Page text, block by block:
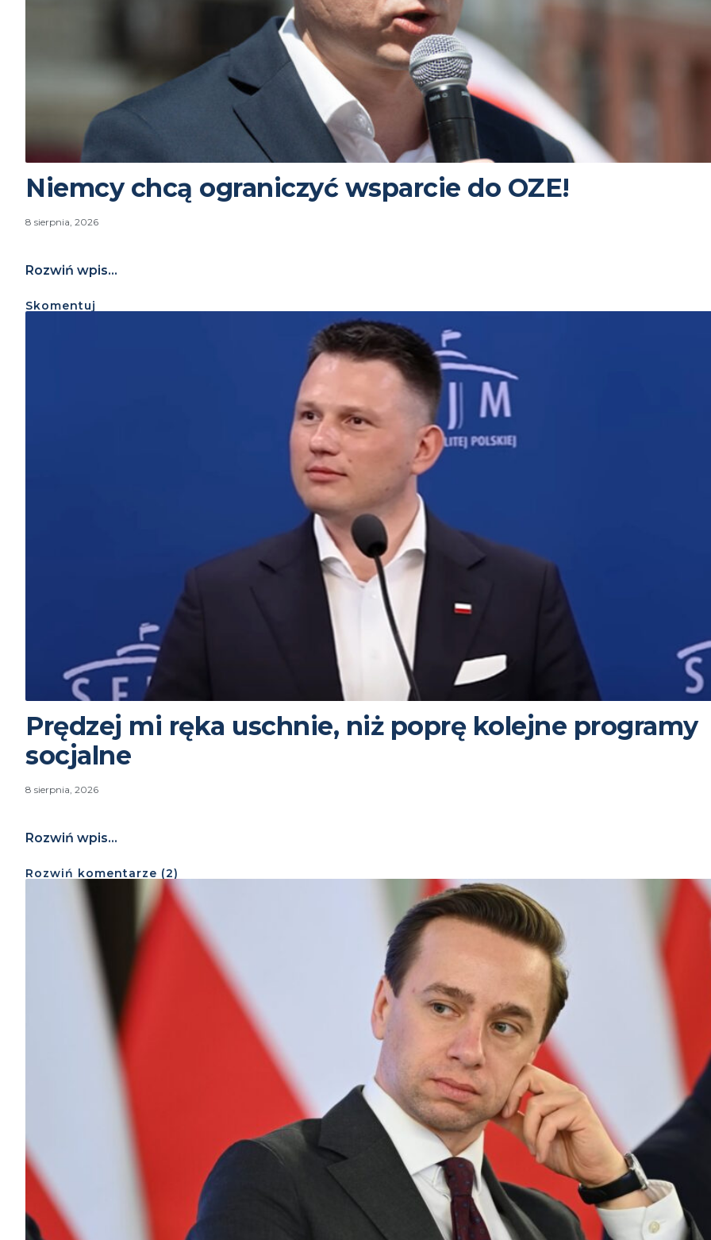
Niemcy chcą ograniczyć wsparcie do OZE!
8 sierpnia, 2026
Rozwiń wpis...
Skomentuj
Prędzej mi ręka uschnie, niż poprę kolejne programy
socjalne
8 sierpnia, 2026
Rozwiń wpis...
Rozwiń komentarze (2)